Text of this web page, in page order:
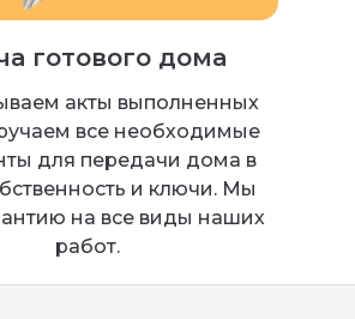
готового дома
акты выполненных
все необходимые
для передачи дома в
и ключи. Мы
на все виды наших
работ.